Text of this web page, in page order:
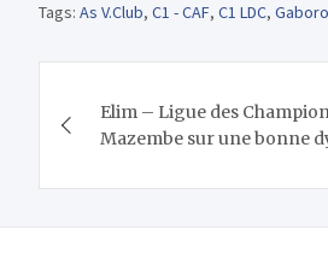
Tags: As V.Club, C1 - CAF, C1 LDC,
de
l’article
Elim – Ligue des
Mazembe sur une bonne